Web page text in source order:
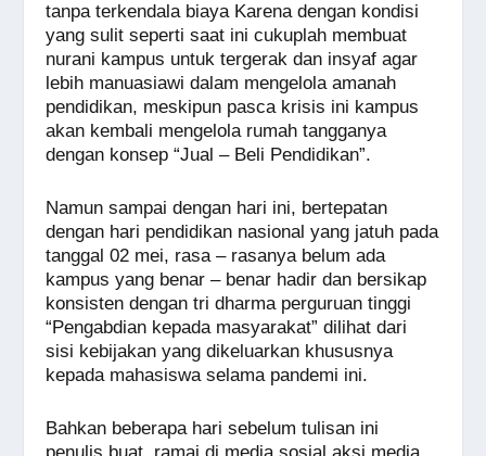
tanpa terkendala biaya Karena dengan kondisi
yang sulit seperti saat ini cukuplah membuat
nurani kampus untuk tergerak dan insyaf agar
lebih manuasiawi dalam mengelola amanah
pendidikan, meskipun pasca krisis ini kampus
akan kembali mengelola rumah tangganya
dengan konsep “Jual – Beli Pendidikan”.
Namun sampai dengan hari ini, bertepatan
dengan hari pendidikan nasional yang jatuh pada
tanggal 02 mei, rasa – rasanya belum ada
kampus yang benar – benar hadir dan bersikap
konsisten dengan tri dharma perguruan tinggi
“Pengabdian kepada masyarakat” dilihat dari
sisi kebijakan yang dikeluarkan khususnya
kepada mahasiswa selama pandemi ini.
Bahkan beberapa hari sebelum tulisan ini